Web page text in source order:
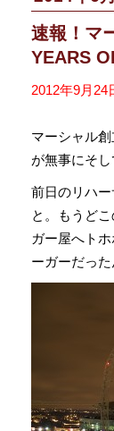
速報！マ
YEARS
2012年9月
マーシャル
が無事にそ
前日のリハ
と。もうど
ガー屋へト
ーガーだっ